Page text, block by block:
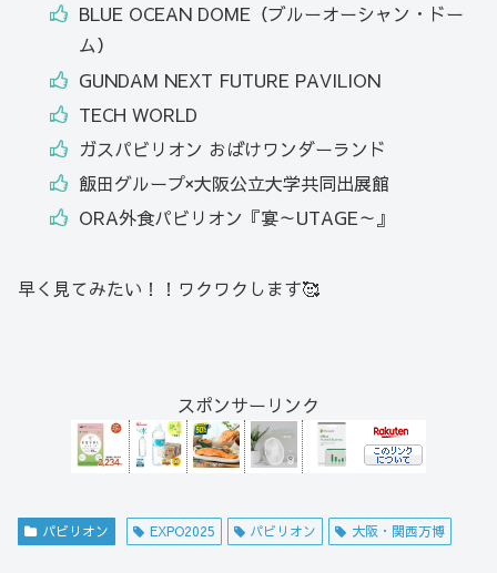
BLUE OCEAN DOME（ブルーオーシャン・ドー
ム）
GUNDAM NEXT FUTURE PAVILION
TECH WORLD
ガスパビリオン おばけワンダーランド
飯田グループ×大阪公立大学共同出展館
ORA外食パビリオン『宴～UTAGE～』
早く見てみたい！！ワクワクします🥰
スポンサーリンク
パビリオン EXPO2025 パビリオン 大阪・関西万博